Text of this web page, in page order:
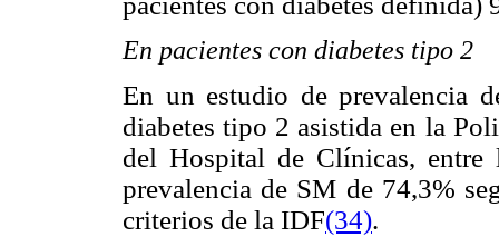
En pacientes con diabetes tipo 2
En un estudio de prevalencia
diabetes tipo 2 asistida en la
del Hospital de Clínicas,
prevalencia de SM de 74,3%
criterios de la IDF(34).